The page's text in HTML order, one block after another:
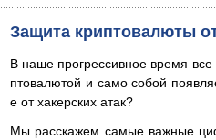
Защита криптовалюты
В наше прогрессивное время
птовалютой и само собой
е от хакерских атак?
Мы расскажем самые важные